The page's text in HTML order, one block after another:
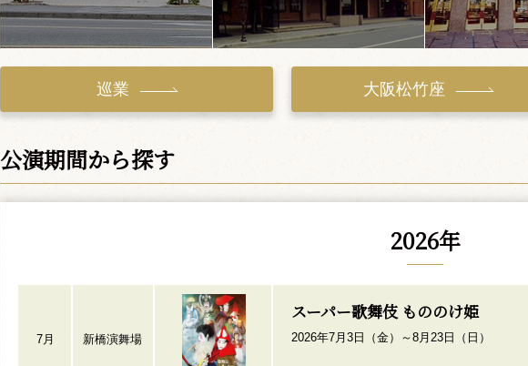
巡業 大阪松竹座
公演期間から探す
2026年
7月 新橋演舞場
スーパー歌舞伎 もののけ姫
2026年7月3日（金）～8月23日（日）